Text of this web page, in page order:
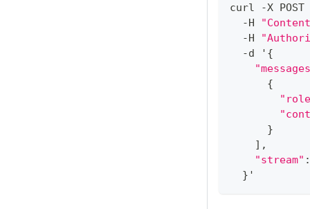
curl
-X POST
- H
- H
-d ' {
{
}
] ,
"stream" :
} '